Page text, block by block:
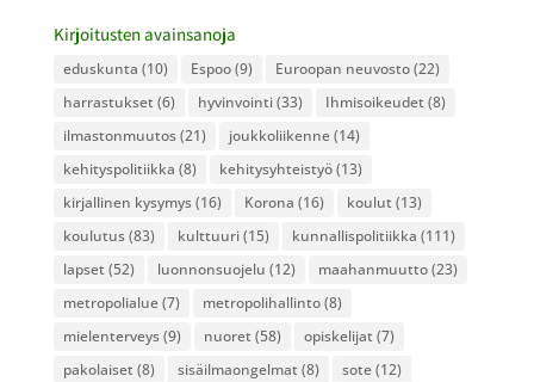
Kirjoitusten avainsanoja
eduskunta (10) Espoo(9) Euroopan neuvosto(22)
harrastukset (6) hyvinvointi(33) Ihmisoikeudet (8)
ilmastonmuutos(21) joukkoliikenne(14)
kehityspolitiikka (8) kehitysyhteistyö(13)
kirjallinen kysymys(16) Korona (16) koulut (13)
koulutus(83) kulttuuri(15) kunnallispolitiikka (111)
lapset (52) luonnonsuojelu (12) maahanmuutto(23)
metropolialue(7) metropolihallinto(8)
mielenterveys(9) nuoret (58) opiskelijat (7)
pakolaiset (8) sisäilmaongelmat (8) sote(12)